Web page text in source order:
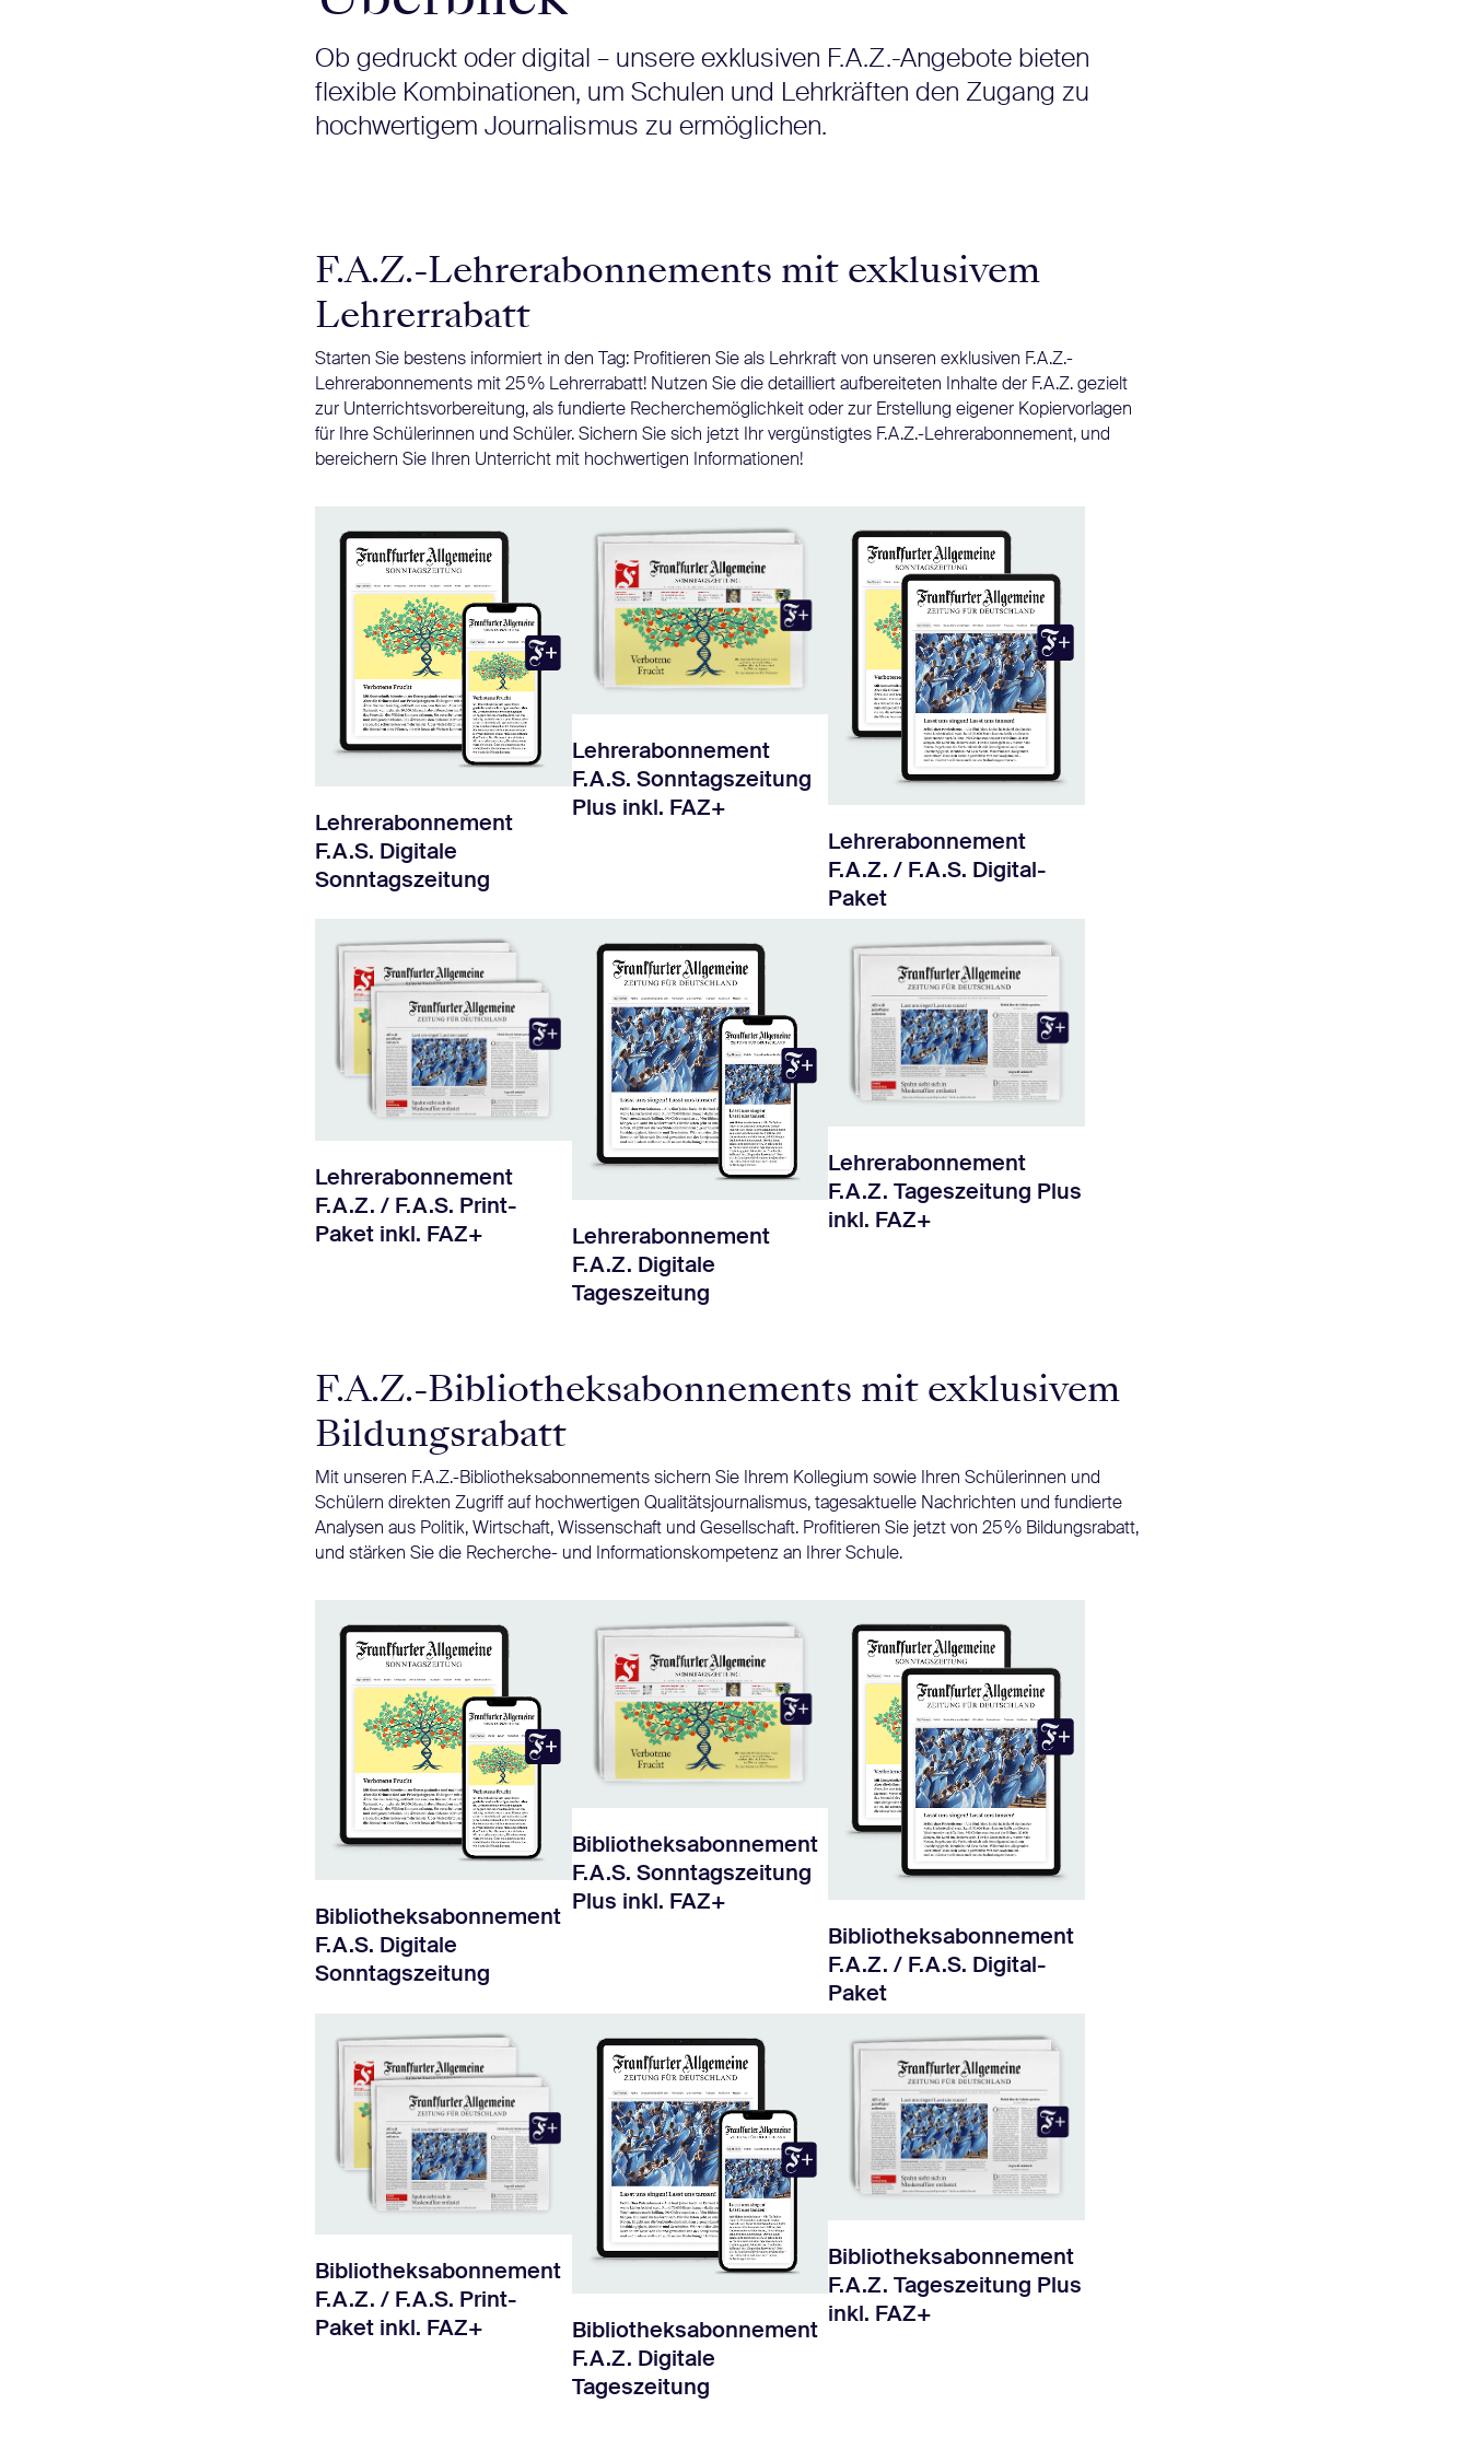
Ob gedruckt oder digital – unsere exklusiven F.A.Z.-Angebote bieten
flexible Kombinationen, um Schulen und Lehrkräften den Zugang zu
hochwertigem Journalismus zu ermöglichen.
F.A.Z.-Lehrerabonnements mit exklusivem
Lehrerrabatt
Starten Sie bestens informiert in den Tag: Profitieren Sie als Lehrkraft von unseren exklusiven F.A.Z.-
Lehrerabonnements mit 25 % Lehrerrabatt! Nutzen Sie die detailliert aufbereiteten Inhalte der F.A.Z. gezielt
zur Unterrichtsvorbereitung, als fundierte Recherchemöglichkeit oder zur Erstellung eigener Kopiervorlagen
für Ihre Schülerinnen und Schüler. Sichern Sie sich jetzt Ihr vergünstigtes F.A.Z.-Lehrerabonnement, und
bereichern Sie Ihren Unterricht mit hochwertigen Informationen!
Lehrerabonnement
F.A.S. Digitale
Sonntagszeitung
Lehrerabonnement
F.A.S. Sonntagszeitung
Plus inkl. FAZ+
Lehrerabonnement
F.A.Z. / F.A.S. Digital-
Paket
Lehrerabonnement
F.A.Z. / F.A.S. Print-
Paket inkl. FAZ+
Lehrerabonnement
F.A.Z. Digitale
Tageszeitung
Lehrerabonnement
F.A.Z. Tageszeitung Plus
inkl. FAZ+
F.A.Z.-Bibliotheksabonnements mit exklusivem
Bildungsrabatt
Mit unseren F.A.Z.-Bibliotheksabonnements sichern Sie Ihrem Kollegium sowie Ihren Schülerinnen und
Schülern direkten Zugriff auf hochwertigen Qualitätsjournalismus, tagesaktuelle Nachrichten und fundierte
Analysen aus Politik, Wirtschaft, Wissenschaft und Gesellschaft. Profitieren Sie jetzt von 25 % Bildungsrabatt,
und stärken Sie die Recherche- und Informationskompetenz an Ihrer Schule.
Bibliotheksabonnement
F.A.S. Digitale
Sonntagszeitung
Bibliotheksabonnement
F.A.S. Sonntagszeitung
Plus inkl. FAZ+
Bibliotheksabonnement
F.A.Z. / F.A.S. Digital-
Paket
Bibliotheksabonnement
F.A.Z. / F.A.S. Print-
Paket inkl. FAZ+
Bibliotheksabonnement
F.A.Z. Digitale
Tageszeitung
Bibliotheksabonnement
F.A.Z. Tageszeitung Plus
inkl. FAZ+